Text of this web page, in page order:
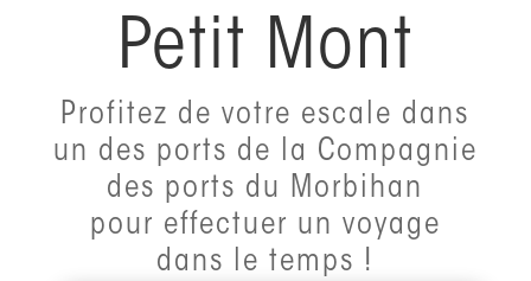
Petit Mont
Profitez de votre escale dans
un des ports de la Compagnie
des ports du Morbihan
pour effectuer un voyage
dans le temps !